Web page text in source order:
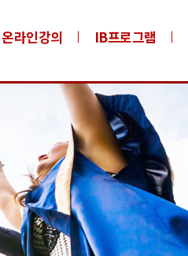
온라인강의 IB프로그램